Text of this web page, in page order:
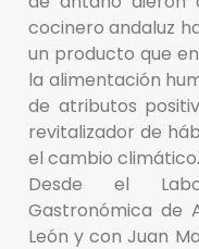
cocinero andaluz
un producto que
la alimentación
de atributos
revitalizador de
el cambio
Desde el
Gastronómica de
León y con Juan